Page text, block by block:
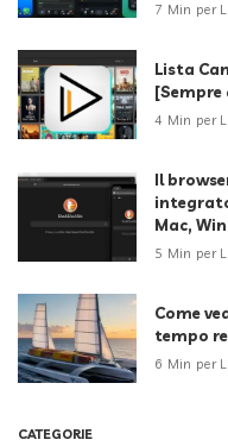
7 Min per
Lista
4 Min per
Il
Mac,
5 Min per
Come
tempo
6 Min per
CATEGORIE